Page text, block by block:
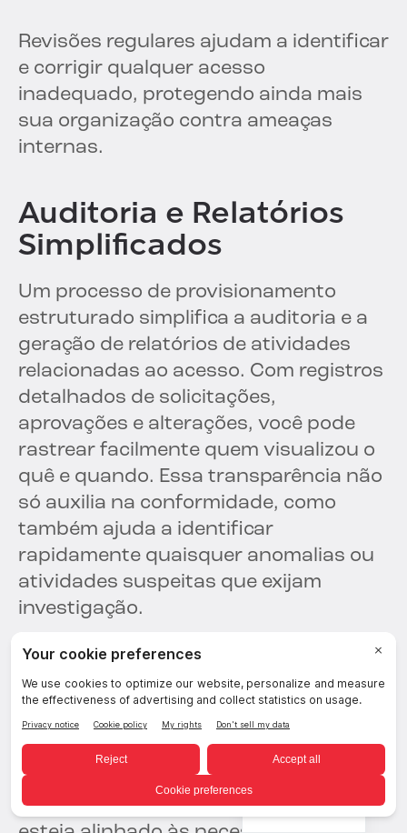
Revisões regulares ajudam a identificar
e corrigir qualquer acesso
inadequado, protegendo ainda mais
sua organização contra ameaças
internas.
Auditoria e Relatórios
Simplificados
Um processo de provisionamento
estruturado simplifica a auditoria e a
geração de relatórios de atividades
relacionadas ao acesso. Com registros
detalhados de solicitações,
aprovações e alterações, você pode
rastrear facilmente quem visualizou o
quê e quando. Essa transparência não
só auxilia na conformidade, como
também ajuda a identificar
rapidamente quaisquer anomalias ou
atividades suspeitas que exijam
investigação.
Melhor Gestão de
Recursos
O provisionamento de acesso ajuda a
otimizar o uso dos recursos da sua
organização, garantindo que o acesso
Portuguese